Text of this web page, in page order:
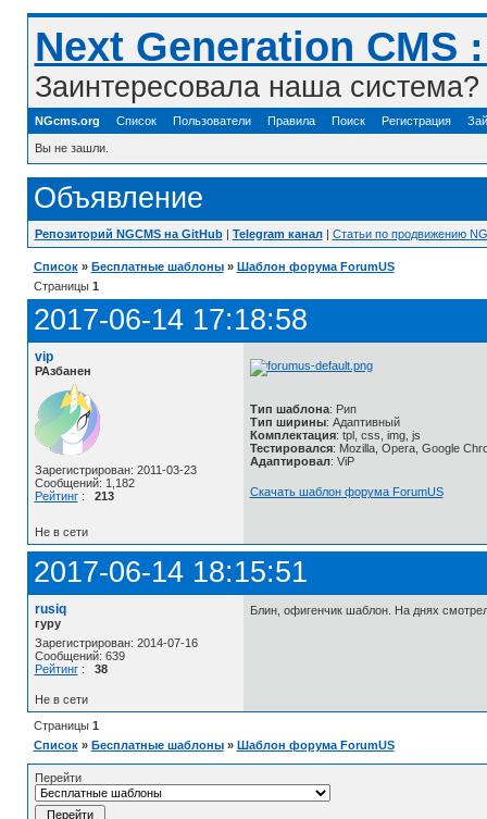
Next Generation
Заинтересовала наша
NGcms.org Список Пользователи Правила Поиск Регистрация
Вы не зашли.
Объявление
Репозиторий NGCMS на GitHub| Telegram канал| Статьи по продвижению
Список » Бесплатные шаблоны » Шаблон форума ForumUS
Страницы 1
2017-06-14 17:18:58
vip
РАзбанен
Зарегистрирован: 2011-03-23
Сообщений: 1,182
Рейтинг: 213
Тип шаблона: Рип
Тип ширины: Адаптивный
Комплектация: tpl, css, img, js
Тестировался: Mozilla, Opera, Google
Адаптировал: ViP
Скачать шаблон форума ForumUS
Не в сети
2017-06-14 18:15:51
rusiq
гуру
Зарегистрирован: 2014-07-16
Сообщений: 639
Рейтинг: 38
Блин, офигенчик шаблон. На днях
Не в сети
Страницы 1
Список » Бесплатные шаблоны » Шаблон форума ForumUS
Перейти